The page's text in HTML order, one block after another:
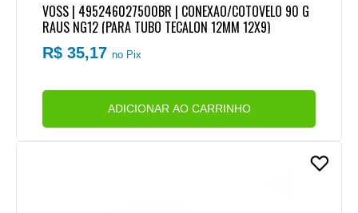
VOSS | 495246027500BR | CONEXAO/COTOVELO 90 G
RAUS NG12 (PARA TUBO TECALON 12MM 12X9)
R$ 35,17no Pix
ADICIONAR AO CARRINHO